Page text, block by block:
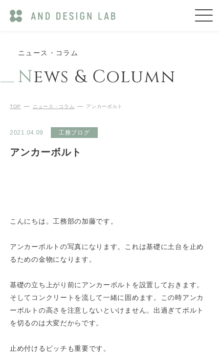
ニュース・コラム
News & Column
TOP ニュース・コラム アンカーボルト
2021.04.09 工務ブログ
アンカーボルト
こんにちは。工務部の加藤です。
アンカーボルトの写真になります。これは基礎に土台を止め
るための金物になります。
基礎の立ち上がり前にアンカーボルトを設置しておきます。
そしてコンクリートを流して一緒に固めます。この時アンカ
ーボルトの高さを注意しないといけません。出過ぎてボルト
を切るのは大変だからです。
止め付けるピッチも重要です。